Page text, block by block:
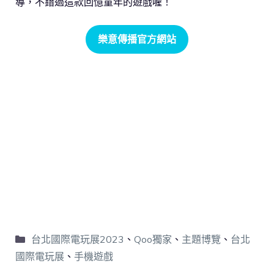
樂意傳播官方網站
台北國際電玩展2023 、 Qoo獨家 、 主題博覽 、 台北
國際電玩展 、 手機遊戲